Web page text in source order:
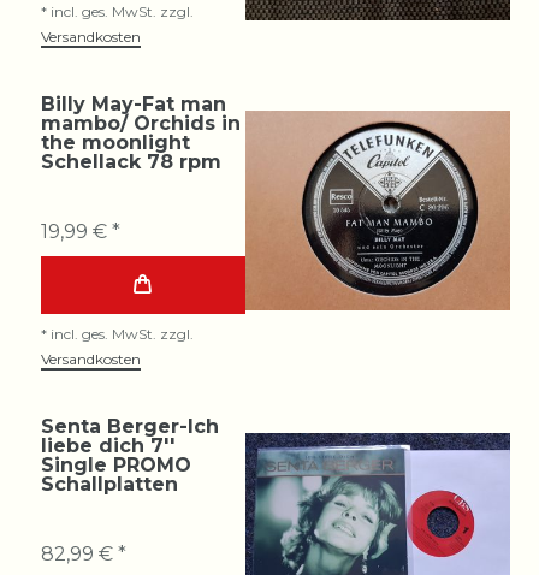
* incl. ges. MwSt. zzgl.
Versandkosten
Billy May-Fat man
mambo/ Orchids in
the moonlight
Schellack 78 rpm
19,99 € *
* incl. ges. MwSt. zzgl.
Versandkosten
Senta Berger-Ich
liebe dich 7''
Single PROMO
Schallplatten
82,99 € *